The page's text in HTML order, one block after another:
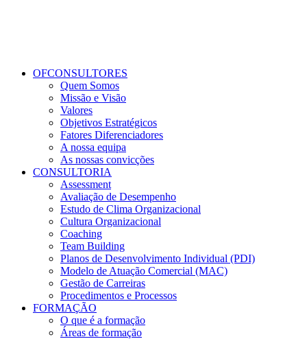
OFCONSULTORES
Quem Somos
Missão e Visão
Valores
Objetivos Estratégicos
Fatores Diferenciadores
A nossa equipa
As nossas convicções
CONSULTORIA
Assessment
Avaliação de Desempenho
Estudo de Clima Organizacional
Cultura Organizacional
Coaching
Team Building
Planos de Desenvolvimento Individual (PDI)
Modelo de Atuação Comercial (MAC)
Gestão de Carreiras
Procedimentos e Processos
FORMAÇÃO
O que é a formação
Áreas de formação